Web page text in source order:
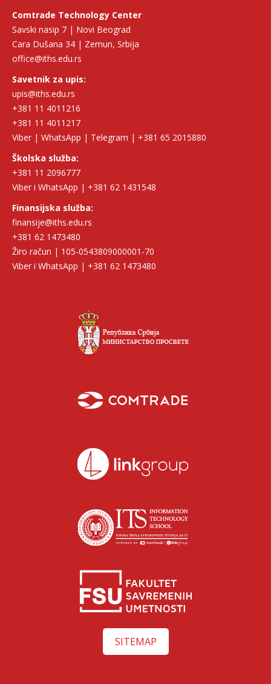
Comtrade Technology Center
Savski nasip 7 | Novi Beograd
Cara Dušana 34 | Zemun, Srbija
office@iths.edu.rs
Savetnik za upis:
upis@iths.edu.rs
+381 11 4011216
+381 11 4011217
Viber | WhatsApp | Telegram | +381 65 2015880
Školska služba:
+381 11 2096777
Viber i WhatsApp | +381 62 1431548
Finansijska služba:
finansije@iths.edu.rs
+381 62 1473480
Žiro račun | 105-0543809000001-70
Viber i WhatsApp | +381 62 1473480
SITEMAP